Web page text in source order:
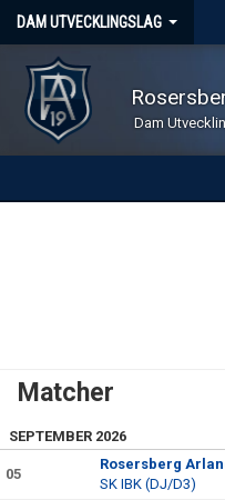
DAM UTVECKLINGSLAG
Dam
Matcher
SEPTEMBER 2026
05
Rosersberg
SK IBK (DJ/D3)